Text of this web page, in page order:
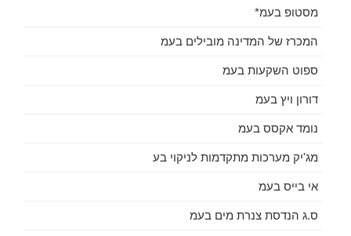
מסטופ בעמ*
המכרז של המדינה מובילים בעמ
ספוט השקעות בעמ
דורון ויץ בעמ
נומד אקסס בעמ
מג'יק מערכות מתקדמות לניקוי בע
אי בייס בעמ
ס.ג הנדסת צנרת מים בעמ